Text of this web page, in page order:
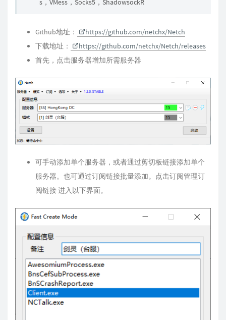
s，VMess，Socks5，ShadowsockR
Github地址：
https://github.com/netchx/Netch
下载地址：
https://github.com/netchx/Netch/releases
首先，点击服务器增加所需服务器
可手动添加单个服务器，或者通过剪切板链接添加单个
服务器。也可通过订阅链接批量添加。点击订阅管理订
阅链接 进入以下界面。